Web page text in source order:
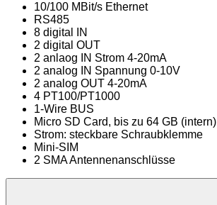
10/100 MBit/s Ethernet
RS485
8 digital IN
2 digital OUT
2 anlaog IN Strom 4-20mA
2 analog IN Spannung 0-10V
2 analog OUT 4-20mA
4 PT100/PT1000
1-Wire BUS
Micro SD Card, bis zu 64 GB (intern)
Strom: steckbare Schraubklemme
Mini-SIM
2 SMA Antennenanschlüsse